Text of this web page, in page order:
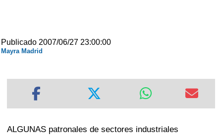
Publicado 2007/06/27 23:00:00
Mayra Madrid
ALGUNAS patronales de sectores industriales